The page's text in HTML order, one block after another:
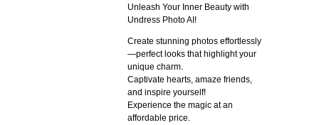
Unleash Your Inner Beauty with
Undress Photo AI!
Create stunning photos effortlessly
—perfect looks that highlight your
unique charm.
Captivate hearts, amaze friends,
and inspire yourself!
Experience the magic at an
affordable price.